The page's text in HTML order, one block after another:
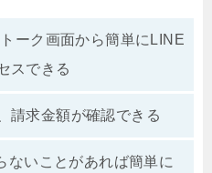
ーク画面から簡単にLINE
スできる
請求金額が確認できる
ないことがあれば簡単に